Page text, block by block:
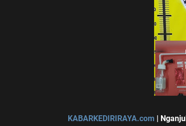
KABARKEDIRIRAYA.com |